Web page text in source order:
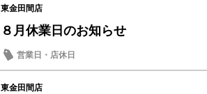
東金田間店
８月休業日のお知らせ
営業日・店休日
東金田間店